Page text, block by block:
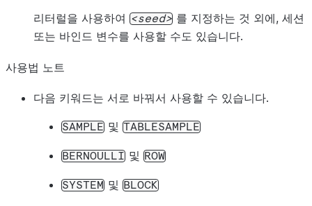
리터럴을 사용하여 seed
를 지정하는 것 외에, 세션
또는 바인드 변수를 사용할 수도 있습니다.
사용법 노트
다음 키워드는 서로 바꿔서 사용할 수 있습니다.
SAMPLE 및 TABLESAMPLE
BERNOULLI 및 ROW
SYSTEM 및 BLOCK